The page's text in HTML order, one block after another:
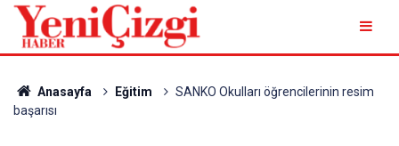
Anasayfa Eğitim
SANKO Okulları öğrencilerinin resim
başarısı